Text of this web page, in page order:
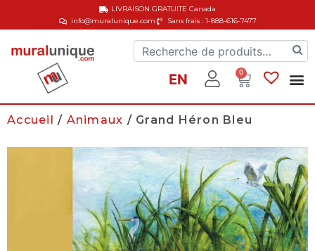
info@muralunique.com Sans frais : 1-888-616-7477
LIVRAISON GRATUITECanada
EN 0
Accueil / Animaux / Grand Héron Bleu